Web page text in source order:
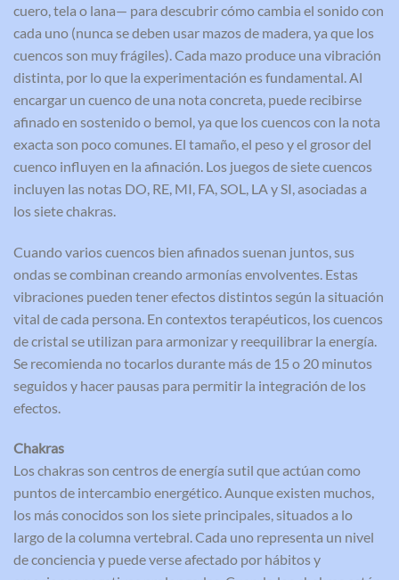
cuero, tela o lana— para descubrir cómo cambia el sonido con
cada uno (nunca se deben usar mazos de madera, ya que los
cuencos son muy frágiles). Cada mazo produce una vibración
distinta, por lo que la experimentación es fundamental. Al
encargar un cuenco de una nota concreta, puede recibirse
afinado en sostenido o bemol, ya que los cuencos con la nota
exacta son poco comunes. El tamaño, el peso y el grosor del
cuenco influyen en la afinación. Los juegos de siete cuencos
incluyen las notas DO, RE, MI, FA, SOL, LA y SI, asociadas a
los siete chakras.
Cuando varios cuencos bien afinados suenan juntos, sus
ondas se combinan creando armonías envolventes. Estas
vibraciones pueden tener efectos distintos según la situación
vital de cada persona. En contextos terapéuticos, los cuencos
de cristal se utilizan para armonizar y reequilibrar la energía.
Se recomienda no tocarlos durante más de 15 o 20 minutos
seguidos y hacer pausas para permitir la integración de los
efectos.
Chakras
Los chakras son centros de energía sutil que actúan como
puntos de intercambio energético. Aunque existen muchos,
los más conocidos son los siete principales, situados a lo
largo de la columna vertebral. Cada uno representa un nivel
de conciencia y puede verse afectado por hábitos y